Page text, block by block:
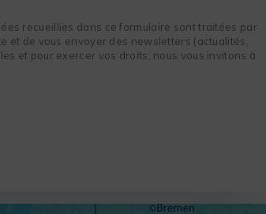
recueillies dans ce formulaire sont traitées par
et de vous envoyer des newsletters (actualités,
et pour exercer vos droits, nous vous invitons à